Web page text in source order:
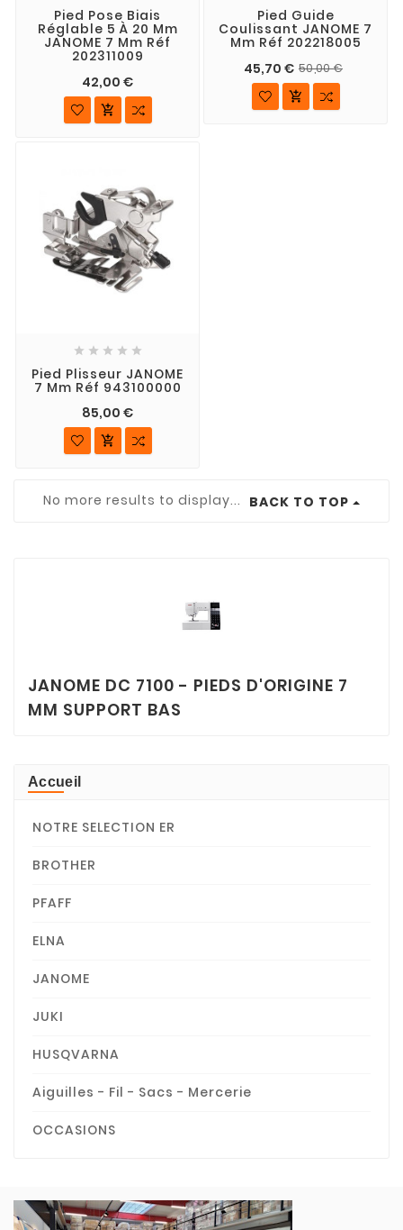
Pied Pose Biais
Réglable 5 À 20 Mm
JANOME 7 Mm Réf
202311009
42,00 €

Pied Guide
Coulissant JANOME 7
Mm Réf 202218005
45,70 € 50,00 €

    
Pied Plisseur JANOME
7 Mm Réf 943100000
85,00 €

No more results to display... BACK TO TOP
JANOME DC 7100 - PIEDS D'ORIGINE 7
MM SUPPORT BAS
Accueil
NOTRE SELECTION ER
BROTHER
PFAFF
ELNA
JANOME
JUKI
HUSQVARNA
Aiguilles - Fil - Sacs - Mercerie
OCCASIONS